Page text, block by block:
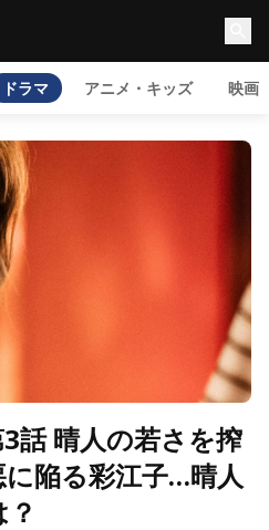
ドラマ アニメ・キッズ 映画
3話 晴人の若さを搾
陥る彩江子…晴人